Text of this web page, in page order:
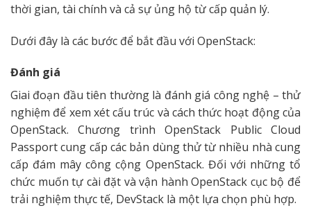
thời gian, tài chính và cả sự ủng hộ từ cấp quản lý.
Dưới đây là các bước để bắt đầu với OpenStack:
Đánh giá
Giai đoạn đầu tiên thường là đánh giá công nghệ – thử
nghiệm để xem xét cấu trúc và cách thức hoạt động của
OpenStack. Chương trình OpenStack Public Cloud
Passport cung cấp các bản dùng thử từ nhiều nhà cung
cấp đám mây công cộng OpenStack. Đối với những tổ
chức muốn tự cài đặt và vận hành OpenStack cục bộ để
trải nghiệm thực tế, DevStack là một lựa chọn phù hợp.